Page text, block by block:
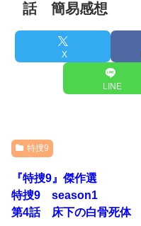
話 簡易感想
X
LINE
特捜9
『特捜9』傑作選
特捜9 season1
第4話 床下の白骨死体